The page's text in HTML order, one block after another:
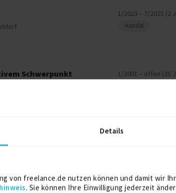
Details
von freelance.de nutzen können und damit wir
. Sie können Ihre Einwilligung jederzeit
1/2023 – 7/2025 (2
Handel
Schwerpunkt
1/2001 – offen (25
nicht angegeben
1990